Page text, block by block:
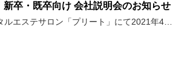
卒・既卒向け 会社説明会のお知らせ
ルエステサロン「プリート」にて2021年4…